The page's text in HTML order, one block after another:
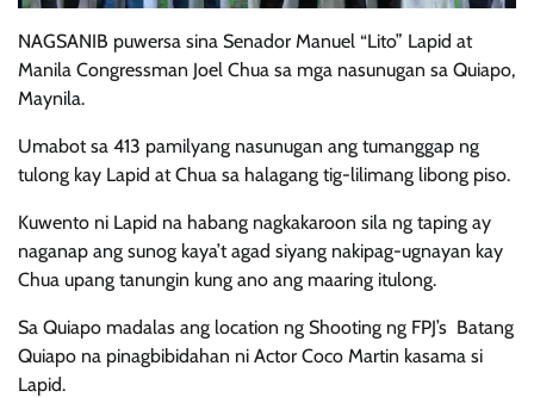
NAGSANIB puwersa sina Senador Manuel “Lito” Lapid at
Manila Congressman Joel Chua sa mga nasunugan sa Quiapo,
Maynila.
Umabot sa 413 pamilyang nasunugan ang tumanggap ng
tulong kay Lapid at Chua sa halagang tig-lilimang libong piso.
Kuwento ni Lapid na habang nagkakaroon sila ng taping ay
naganap ang sunog kaya’t agad siyang nakipag-ugnayan kay
Chua upang tanungin kung ano ang maaring itulong.
Sa Quiapo madalas ang location ng Shooting ng FPJ’s Batang
Quiapo na pinagbibidahan ni Actor Coco Martin kasama si
Lapid.